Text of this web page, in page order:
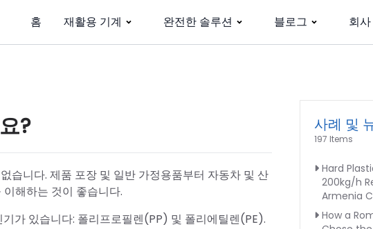
홈 재활용 기계 완전한 솔루션 블로그 회
?
습니다. 제품 포장 및 일반 가정용품부터 자동차 및 산
해하는 것이 좋습니다.
가 있습니다: 폴리프로필렌(PP) 및 폴리에틸렌(PE).
사례 및
197 Items
Hard
200kg/h
Armenia
How a